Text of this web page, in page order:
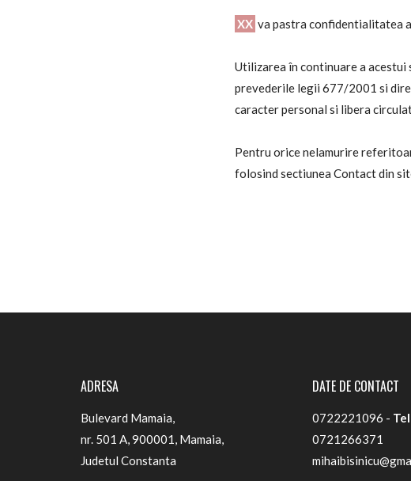
XX va pastra confidentialitatea
Utilizarea în continuare a
prevederile legii 677/2001 si
caracter personal si libera
Pentru orice nelamurire
folosind sectiunea Contact din
ADRESA
Bulevard Mamaia,
nr. 501 A, 900001, Mamaia,
Judetul Constanta
DATE DE CONTACT
0722221096 -
0721266371